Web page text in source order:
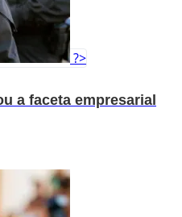
?>
a faceta empresarial